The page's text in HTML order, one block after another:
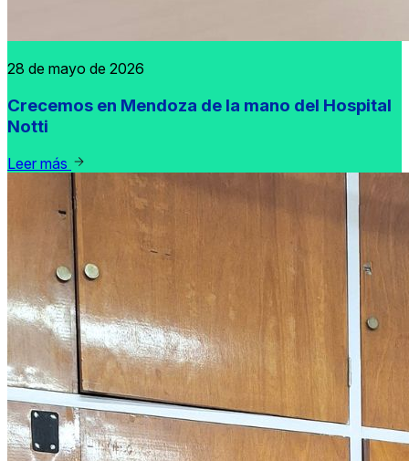
28 de mayo de 2026
Crecemos en Mendoza de la mano del Hospital
Notti
Leer más